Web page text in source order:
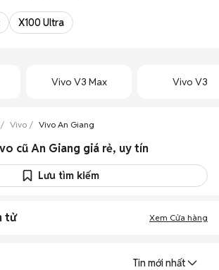
X100 Ultra
Vivo V3 Max Vivo V3
Vivo Vivo An Giang
cũ An Giang giá rẻ, uy tín
Lưu tìm kiếm
tử Xem Cửa hàng
Tin mới nhất